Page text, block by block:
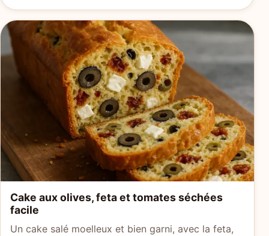
Cake aux olives, feta et tomates séchées
facile
Un cake salé moelleux et bien garni, avec la feta,